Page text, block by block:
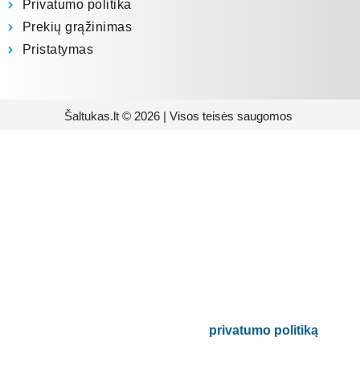
Privatumo politika
Prekių grąžinimas
Pristatymas
Šaltukas.lt © 2026 | Visos teisės saugomos
privatumo politiką.